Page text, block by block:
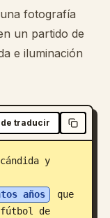
fotografía
un partido de
e iluminación
traducir
y
años
que
de